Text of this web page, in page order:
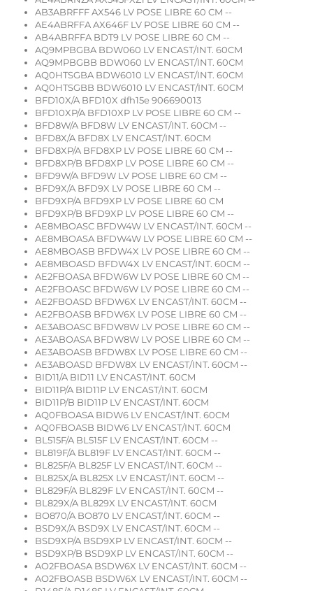
AB3ABRFFF AX546 LV POSE LIBRE 60 CM --
AE4ABRFFA AX646F LV POSE LIBRE 60 CM --
AB4ABRFFA BDT9 LV POSE LIBRE 60 CM --
AQ9MPBGBA BDW060 LV ENCAST/INT. 60CM
AQ9MPBGBB BDW060 LV ENCAST/INT. 60CM
AQ0HTSGBA BDW6010 LV ENCAST/INT. 60CM
AQ0HTSGBB BDW6010 LV ENCAST/INT. 60CM
BFD10X/A BFD10X dfh15e 906690013
BFD10XP/A BFD10XP LV POSE LIBRE 60 CM --
BFD8W/A BFD8W LV ENCAST/INT. 60CM --
BFD8X/A BFD8X LV ENCAST/INT. 60CM
BFD8XP/A BFD8XP LV POSE LIBRE 60 CM --
BFD8XP/B BFD8XP LV POSE LIBRE 60 CM --
BFD9W/A BFD9W LV POSE LIBRE 60 CM --
BFD9X/A BFD9X LV POSE LIBRE 60 CM --
BFD9XP/A BFD9XP LV POSE LIBRE 60 CM
BFD9XP/B BFD9XP LV POSE LIBRE 60 CM --
AE8MBOASC BFDW4W LV ENCAST/INT. 60CM --
AE8MBOASA BFDW4W LV POSE LIBRE 60 CM --
AE8MBOASB BFDW4X LV POSE LIBRE 60 CM --
AE8MBOASD BFDW4X LV ENCAST/INT. 60CM --
AE2FBOASA BFDW6W LV POSE LIBRE 60 CM --
AE2FBOASC BFDW6W LV POSE LIBRE 60 CM --
AE2FBOASD BFDW6X LV ENCAST/INT. 60CM --
AE2FBOASB BFDW6X LV POSE LIBRE 60 CM --
AE3ABOASC BFDW8W LV POSE LIBRE 60 CM --
AE3ABOASA BFDW8W LV POSE LIBRE 60 CM --
AE3ABOASB BFDW8X LV POSE LIBRE 60 CM --
AE3ABOASD BFDW8X LV ENCAST/INT. 60CM --
BID11/A BID11 LV ENCAST/INT. 60CM
BID11P/A BID11P LV ENCAST/INT. 60CM
BID11P/B BID11P LV ENCAST/INT. 60CM
AQ0FBOASA BIDW6 LV ENCAST/INT. 60CM
AQ0FBOASB BIDW6 LV ENCAST/INT. 60CM
BL515F/A BL515F LV ENCAST/INT. 60CM --
BL819F/A BL819F LV ENCAST/INT. 60CM --
BL825F/A BL825F LV ENCAST/INT. 60CM --
BL825X/A BL825X LV ENCAST/INT. 60CM --
BL829F/A BL829F LV ENCAST/INT. 60CM --
BL829X/A BL829X LV ENCAST/INT. 60CM
BO870/A BO870 LV ENCAST/INT. 60CM --
BSD9X/A BSD9X LV ENCAST/INT. 60CM --
BSD9XP/A BSD9XP LV ENCAST/INT. 60CM --
BSD9XP/B BSD9XP LV ENCAST/INT. 60CM --
AO2FBOASA BSDW6X LV ENCAST/INT. 60CM --
AO2FBOASB BSDW6X LV ENCAST/INT. 60CM --